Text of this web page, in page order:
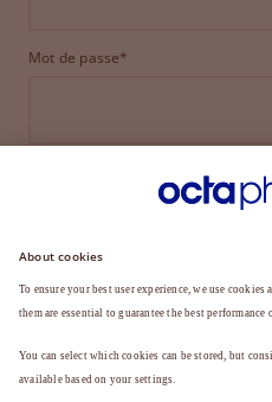
Mot de passe*
MOT DE PASSE OUBLIÉ ?
Vous n'êtes pas encore